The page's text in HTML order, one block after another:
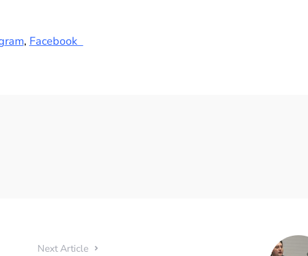
, Facebook
Next Article